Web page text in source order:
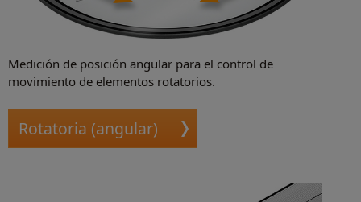
Medición de posición angular para el control de
movimiento de elementos rotatorios.
Rotatoria (angular)